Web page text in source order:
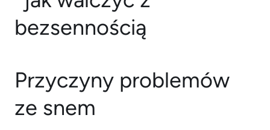
Przyczyny problemów
ze snem